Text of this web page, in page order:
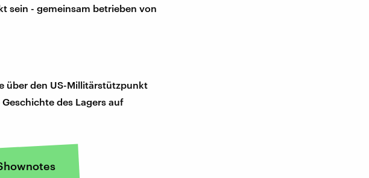
sein - gemeinsam betrieben von
über den US-Millitärstützpunkt
des Lagers auf